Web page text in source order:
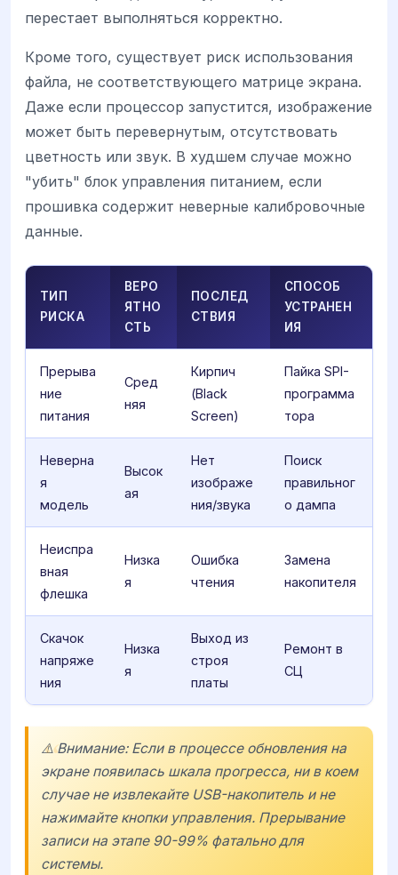
перестает выполняться корректно.
Кроме того, существует риск использования
файла, не соответствующего матрице экрана.
Даже если процессор запустится, изображение
может быть перевернутым, отсутствовать
цветность или звук. В худшем случае можно
"убить" блок управления питанием, если
прошивка содержит неверные калибровочные
данные.
ТИП
РИСКА
ВЕРО
ЯТНО
СТЬ
ПОСЛЕД
СТВИЯ
СПОСОБ
УСТРАНЕН
ИЯ
Прерыва
ние
питания
Сред
няя
Кирпич
(Black
Screen)
Пайка SPI-
программа
тора
Неверна
я
модель
Высок
ая
Нет
изображе
ния/звука
Поиск
правильног
о дампа
Неиспра
вная
флешка
Низка
я
Ошибка
чтения
Замена
накопителя
Скачок
напряже
ния
Низка
я
Выход из
строя
платы
Ремонт в
СЦ
⚠️ Внимание: Если в процессе обновления на
экране появилась шкала прогресса, ни в коем
случае не извлекайте USB-накопитель и не
нажимайте кнопки управления. Прерывание
записи на этапе 90-99% фатально для
системы.